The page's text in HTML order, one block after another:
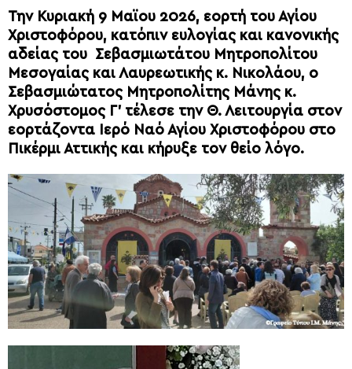
Την Κυριακή 9 Μαϊου 2026, εορτή του Αγίου
Χριστοφόρου, κατόπιν ευλογίας και κανονικής
αδείας του Σεβασμιωτάτου Μητροπολίτου
Μεσογαίας και Λαυρεωτικής κ. Νικολάου, ο
Σεβασμιώτατος Μητροπολίτης Μάνης κ.
Χρυσόστομος Γ’ τέλεσε την Θ. Λειτουργία στον
εορτάζοντα Ιερό Ναό Αγίου Χριστοφόρου στο
Πικέρμι Αττικής και κήρυξε τον θείο λόγο.